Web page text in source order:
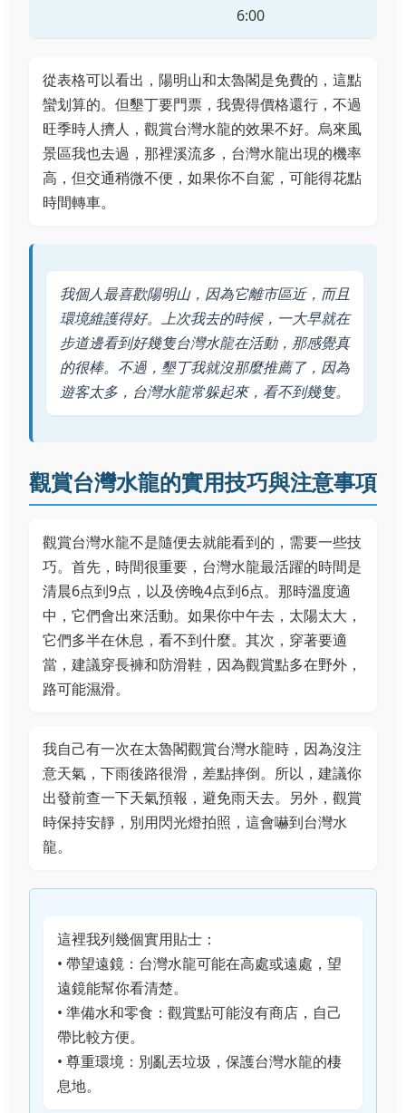
6:00
從表格可以看出，陽明山和太魯閣是免費的，這點
蠻划算的。但墾丁要門票，我覺得價格還行，不過
旺季時人擠人，觀賞台灣水龍的效果不好。烏來風
景區我也去過，那裡溪流多，台灣水龍出現的機率
高，但交通稍微不便，如果你不自駕，可能得花點
時間轉車。
我個人最喜歡陽明山，因為它離市區近，而且
環境維護得好。上次我去的時候，一大早就在
步道邊看到好幾隻台灣水龍在活動，那感覺真
的很棒。不過，墾丁我就沒那麼推薦了，因為
遊客太多，台灣水龍常躲起來，看不到幾隻。
觀賞台灣水龍的實用技巧與注意事項
觀賞台灣水龍不是隨便去就能看到的，需要一些技
巧。首先，時間很重要，台灣水龍最活躍的時間是
清晨6点到9点，以及傍晚4点到6点。那時溫度適
中，它們會出來活動。如果你中午去，太陽太大，
它們多半在休息，看不到什麼。其次，穿著要適
當，建議穿長褲和防滑鞋，因為觀賞點多在野外，
路可能濕滑。
我自己有一次在太魯閣觀賞台灣水龍時，因為沒注
意天氣，下雨後路很滑，差點摔倒。所以，建議你
出發前查一下天氣預報，避免雨天去。另外，觀賞
時保持安靜，別用閃光燈拍照，這會嚇到台灣水
龍。
這裡我列幾個實用貼士：
• 帶望遠鏡：台灣水龍可能在高處或遠處，望
遠鏡能幫你看清楚。
• 準備水和零食：觀賞點可能沒有商店，自己
帶比較方便。
• 尊重環境：別亂丟垃圾，保護台灣水龍的棲
息地。